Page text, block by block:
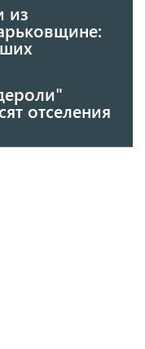
из
отселения